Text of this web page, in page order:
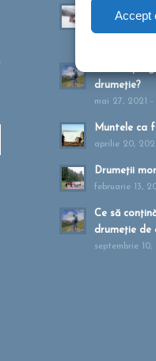
Accept
Tabere
drumeție?
mai 27, 2021 -
Muntele ca
aprilie 20,
Drumeții
februarie 13,
Ce să
drumeție de
septembrie 10,